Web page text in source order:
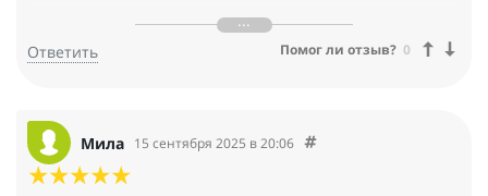
Желаю, всем нам развития в этой прекрасной профессии,
много благодарных и счастливых клиентов
Ответить Помог ли отзыв? 0
Мила 15 сентября 2025 в 20:06